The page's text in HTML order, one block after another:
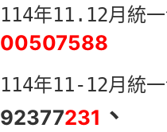
114年11.12月統
00507588
114年11-12月統一
92377231 、